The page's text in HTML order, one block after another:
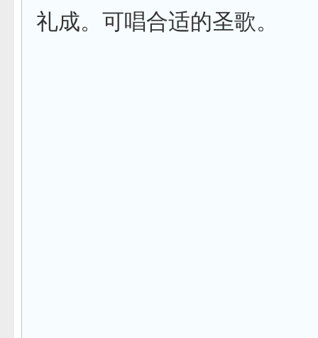
礼成。可唱合适的圣歌。